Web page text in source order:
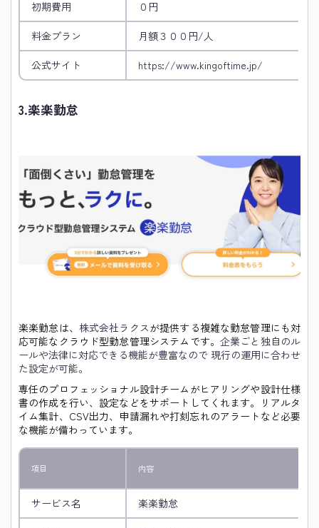
初期費用 ０円
料金プラン 月額３００円/人
公式サイト https://www.kingoftime.jp/
3.楽楽勤怠
楽楽勤怠は、 株式会社ラクスが提供する複雑な勤怠管理にも対
応可能なクラウド型勤怠管理システムです。 企業ごと独自のル
ールや法律に対応できる機能が豊富なので 現行の運用に合わせ
た設定が可能。
専任のプロフェッショナル設計チームがヒアリングや設計仕様
書の作成を行い、設定などをサポートしてくれます。リアルタ
イム集計、CSV出力、申請漏れや打刻忘れのアラートなど必要
な機能が備わっています。
項目 内容
サービス名 楽楽勤怠